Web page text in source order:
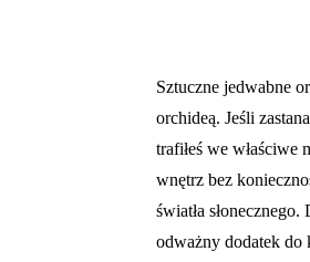
Sztuczne jedwabne
orchideą. Jeśli
trafiłeś we właściwe
wnętrz bez
światła
odważny dodatek do